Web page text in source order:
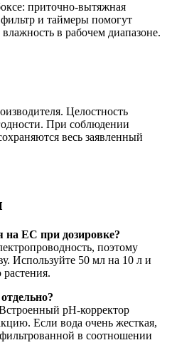
приточно-вытяжная
и таймеры помогут
в рабочем диапазоне.
Целостность
При соблюдении
весь заявленный
EC при дозировке?
поэтому
Используйте 50 мл на 10 л и
pH-корректор
Если вода очень жесткая,
в соотношении